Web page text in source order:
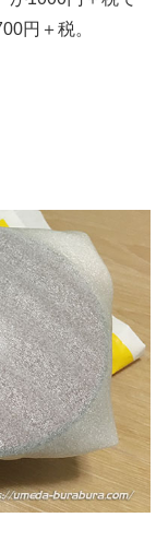
円＋税。